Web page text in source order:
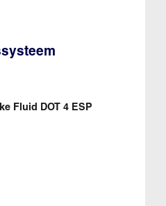
Fluid DOT 4 ESP